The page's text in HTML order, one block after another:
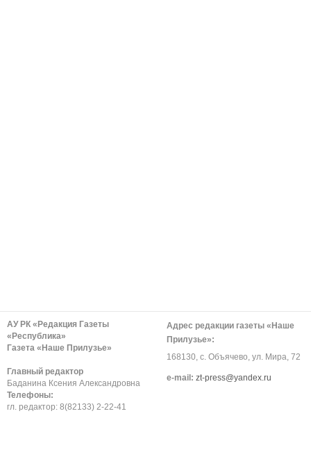
АУ РК «Редакция Газеты
«Республика»
Газета «Наше Прилузье»
Главный редактор
Баданина Ксения Александровна
Телефоны:
гл. редактор: 8(82133) 2-22-41
Адрес редакции газеты «Наше
Прилузье»:
168130, с. Объячево, ул. Мира, 72
е-mail: zt-press@yandex.ru